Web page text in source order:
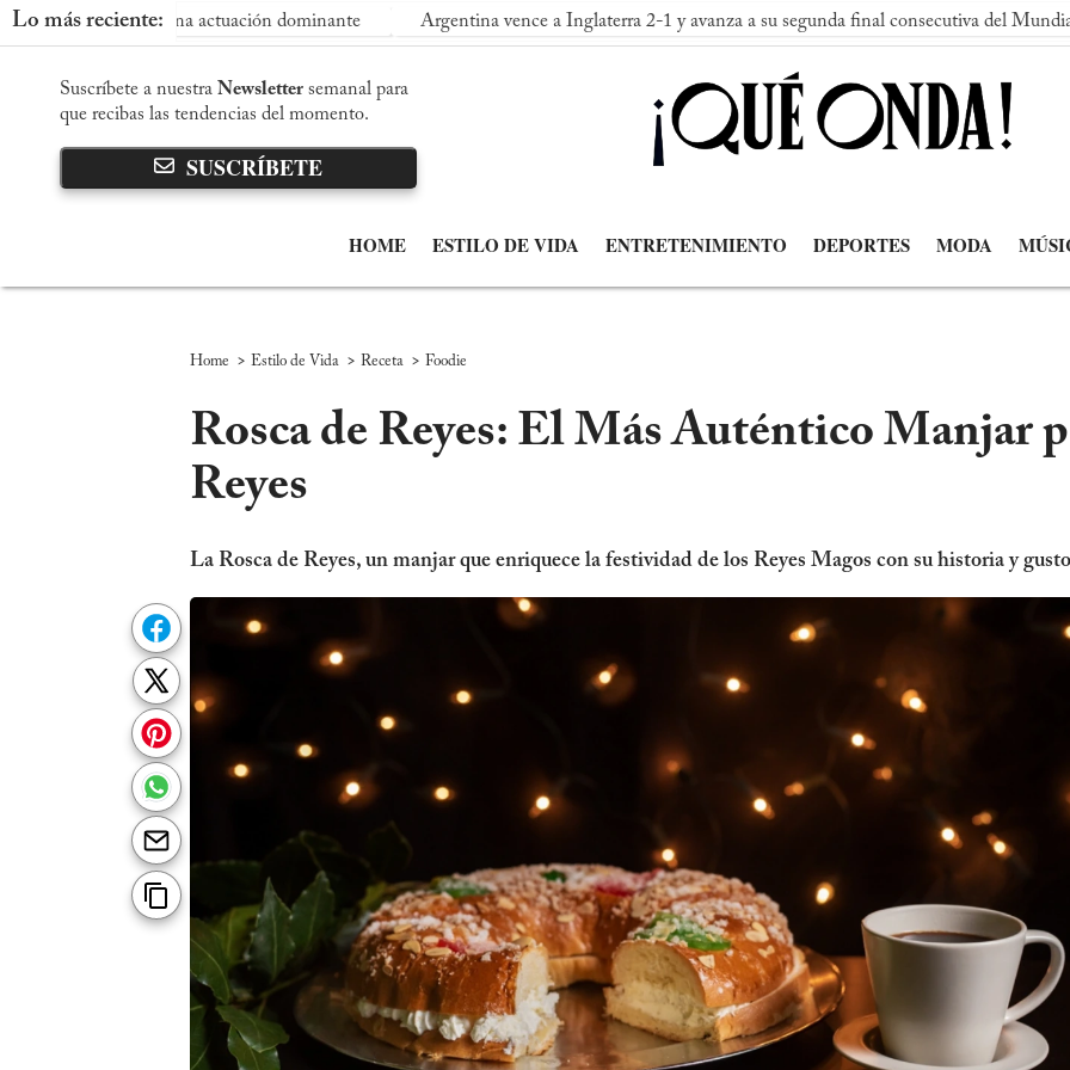
Lo más reciente:
con una actuación dominante Argentina vence a Inglaterra 2-1 y avanza a su segunda final consecutiva del Mundial
Suscríbete a nuestra Newsletter semanal para
que recibas las tendencias del momento.
SUSCRÍBETE
HOME ESTILO DE VIDA ENTRETENIMIENTO DEPORTES MODA
Home > Estilo de Vida > Receta > Foodie
Rosca de Reyes: El Más Auténtico Manjar
Reyes
La Rosca de Reyes, un manjar que enriquece la festividad de los Reyes Magos con su historia y gusto